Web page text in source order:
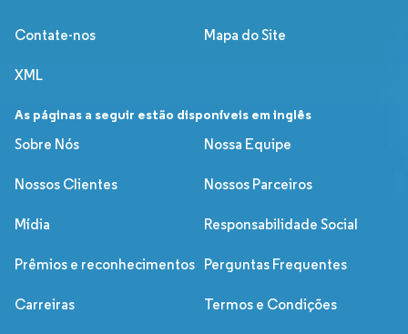
Contate-nos Mapa do Site
XML
As páginas a seguir estão disponíveis em inglês
Sobre Nós
Nossa Equipe
Nossos Clientes Nossos Parceiros
Mídia Responsabilidade Social
Prêmios e reconhecimentos Perguntas Frequentes
Carreiras Termos e Condições